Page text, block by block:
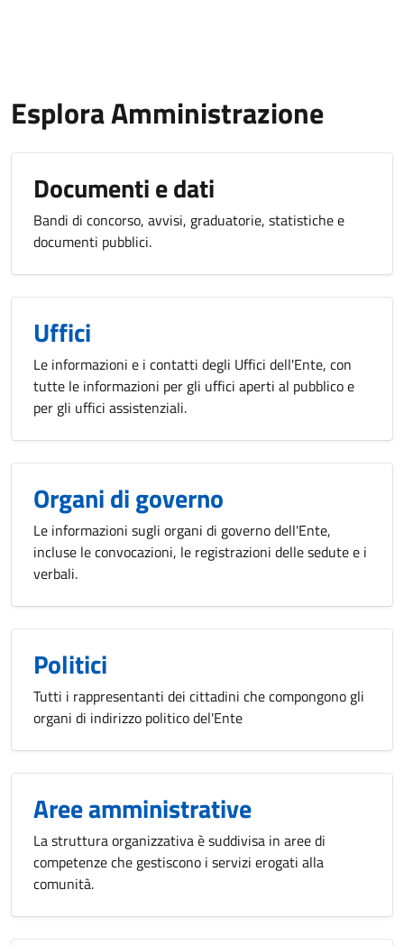
Esplora Amministrazione
Documenti e dati
Bandi di concorso, avvisi, graduatorie, statistiche e
documenti pubblici.
Uffici
Le informazioni e i contatti degli Uffici dell'Ente, con
tutte le informazioni per gli uffici aperti al pubblico e
per gli uffici assistenziali.
Organi di governo
Le informazioni sugli organi di governo dell'Ente,
incluse le convocazioni, le registrazioni delle sedute e i
verbali.
Politici
Tutti i rappresentanti dei cittadini che compongono gli
organi di indirizzo politico del'Ente
Aree amministrative
La struttura organizzativa è suddivisa in aree di
competenze che gestiscono i servizi erogati alla
comunità.